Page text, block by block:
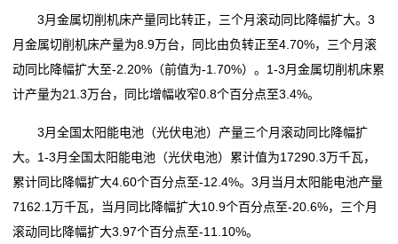
3月金属切削机床产量同比转正，三个月滚动同比降幅扩大。3
月金属切削机床产量为8.9万台，同比由负转正至4.70%，三个月滚
动同比降幅扩大至-2.20%（前值为-1.70%）。1-3月金属切削机床累
计产量为21.3万台，同比增幅收窄0.8个百分点至3.4%。
3月全国太阳能电池（光伏电池）产量三个月滚动同比降幅扩
大。1-3月全国太阳能电池（光伏电池）累计值为17290.3万千瓦，
累计同比降幅扩大4.60个百分点至-12.4%。3月当月太阳能电池产量
7162.1万千瓦，当月同比降幅扩大10.9个百分点至-20.6%，三个月
滚动同比降幅扩大3.97个百分点至-11.10%。